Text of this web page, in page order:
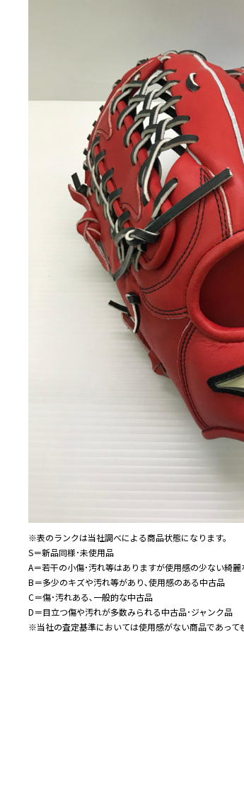
※表のランクは当社調べによる商品状態になります。
S＝新品同様･未使用品
A＝若干の小傷･汚れ等はありますが使用感の少ない綺麗
B＝多少のキズや汚れ等があり､使用感のある中古品
C＝傷･汚れある､一般的な中古品
D＝目立つ傷や汚れが多数みられる中古品･ジャンク品
※当社の査定基準においては使用感がない商品であって